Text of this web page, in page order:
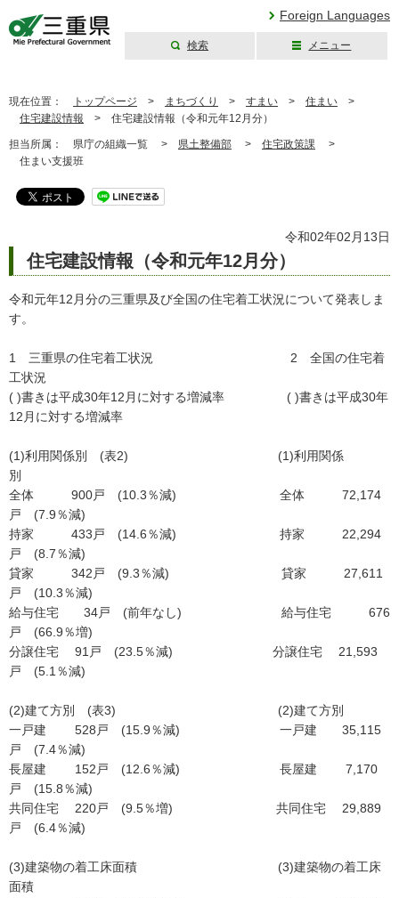
Foreign Languages
検索 メニュー
現在位置： トップページ > まちづくり > すまい > 住まい >
住宅建設情報 > 住宅建設情報（令和元年12月分）
担当所属： 県庁の組織一覧 > 県土整備部 > 住宅政策課 >
住まい支援班
令和02年02月13日
住宅建設情報（令和元年12月分）
令和元年12月分の三重県及び全国の住宅着工状況について発表しま
す。
1 三重県の住宅着工状況 2 全国の住宅着
工状況
( )書きは平成30年12月に対する増減率 ( )書きは平成30年
12月に対する増減率
(1)利用関係別 (表2) (1)利用関係
別
全体 900戸 (10.3％減) 全体 72,174
戸 (7.9％減)
持家 433戸 (14.6％減) 持家 22,294
戸 (8.7％減)
貸家 342戸 (9.3％減) 貸家 27,611
戸 (10.3％減)
給与住宅 34戸 (前年なし) 給与住宅 676
戸 (66.9％増)
分譲住宅 91戸 (23.5％減) 分譲住宅 21,593
戸 (5.1％減)
(2)建て方別 (表3) (2)建て方別
一戸建 528戸 (15.9％減) 一戸建 35,115
戸 (7.4％減)
長屋建 152戸 (12.6％減) 長屋建 7,170
戸 (15.8％減)
共同住宅 220戸 (9.5％増) 共同住宅 29,889
戸 (6.4％減)
(3)建築物の着工床面積 (3)建築物の着工床
面積